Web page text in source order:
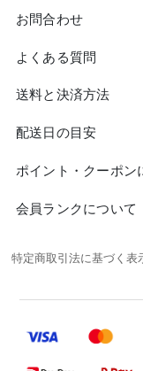
お問合わせ
よくある質問
送料と決済方法
配送日の目安
ポイント・クーポン
会員ランクについて
特定商取引法に基づく表